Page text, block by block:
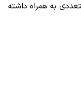
به همراه داشته